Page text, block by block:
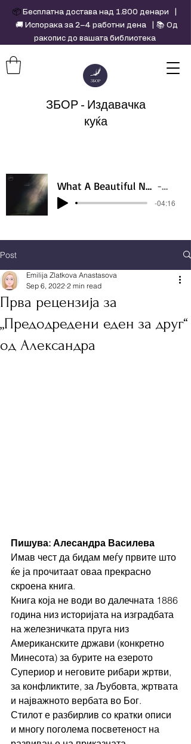
ЗБОР - Издавачка
куќа
What A Beautiful Name - Hillsong - Violin cover by Daniel Jang Artist
-04:16
📦 Бесплатна достава над 1.800 денари |
🚚 Испорака за 2–4 работни дена | 📚 Од
ракопис до вашата библиотека
Post
Прва рецензија за
„Предодредени еден за друг“
од Александра
Emilija Zlatkova Anastasova
Sep 6, 2022 2 min read
Пишува: Алесандра Василева
Имав чест да бидам меѓу првите што
ќе ја прочитаат оваа прекрасно
скроена книга.
Книга која не води во далечната 1886
година низ историјата на изградбата
на железничката пруга низ
Американските држави (конкретно
Минесота) за бурите на езерото
Супериор и неговите рибари жртви,
за конфликтите, за Љубовта, жртвата
и најважното вербата во Бог.
Стилот е разбирлив со кратки описи
и многу поголема посветеност на